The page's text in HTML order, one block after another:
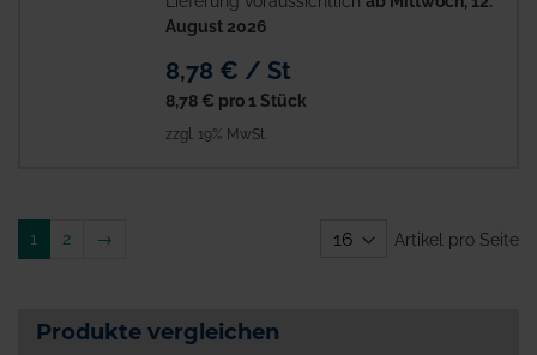
August 2026
8,78 € / St
8,78 € pro 1 Stück
zzgl. 19% MwSt.
1 2 Weiter
→ Artikel pro Seite
Produkte vergleichen